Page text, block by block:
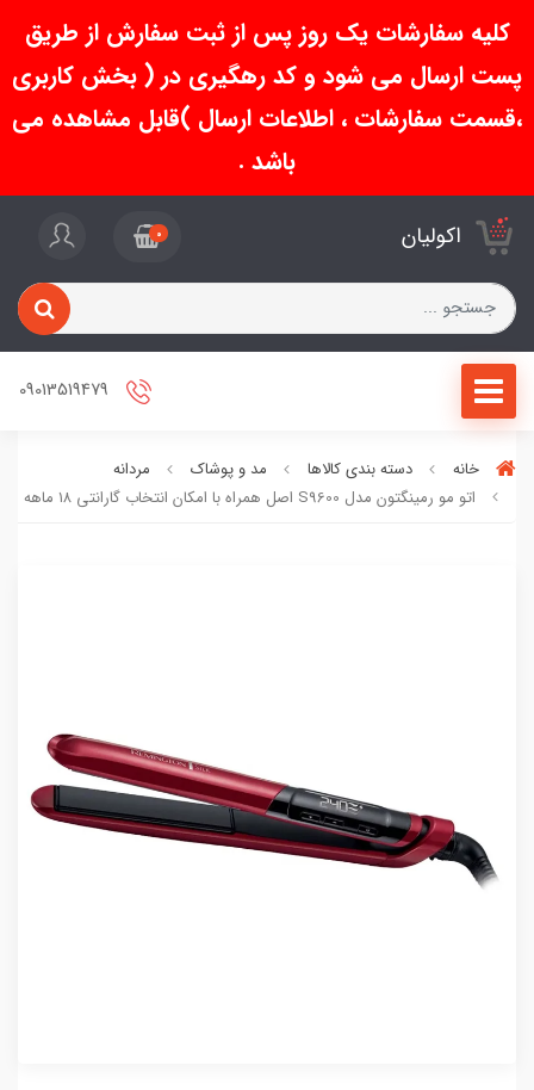
کلیه سفارشات یک روز پس از ثبت سفارش از طریق
پست ارسال می شود و کد رهگیری در ( بخش کاربری
،قسمت سفارشات ، اطلاعات ارسال )قابل مشاهده می
باشد .
اکولیان 0
خانه دسته بندی کالاها مد و پوشاک
مردانه
اتو مو رمینگتون مدل S9600 اصل همراه با امکان انتخاب گارانتی ۱۸ ماهه